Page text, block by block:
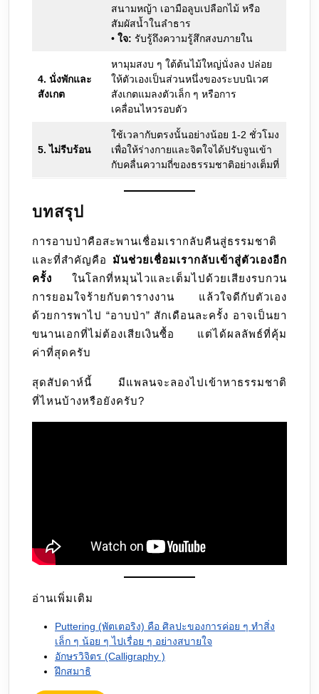
สนามหญ้า เอามือลูบเปลือกไม้ หรือ
สัมผัสน้ำในลำธาร
• ใจ: รับรู้ถึงความรู้สึกสงบภายใน
4. นั่งพักและ
สังเกต
หามุมสงบ ๆ ใต้ต้นไม้ใหญ่นั่งลง ปล่อย
ให้ตัวเองเป็นส่วนหนึ่งของระบบนิเวศ
สังเกตแมลงตัวเล็ก ๆ หรือการ
เคลื่อนไหวรอบตัว
5. ไม่รีบร้อน
ใช้เวลากับตรงนั้นอย่างน้อย 1-2 ชั่วโมง
เพื่อให้ร่างกายและจิตใจได้ปรับจูนเข้า
กับคลื่นความถี่ของธรรมชาติอย่างเต็มที่
บทสรุป
การอาบป่าคือสะพานเชื่อมเรากลับคืนสู่ธรรมชาติ
และที่สำคัญคือ มันช่วยเชื่อมเรากลับเข้าสู่ตัวเองอีก
ครั้ง ในโลกที่หมุนไวและเต็มไปด้วยเสียงรบกวน
การยอมใจร้ายกับตารางงาน แล้วใจดีกับตัวเอง
ด้วยการพาไป “อาบป่า” สักเดือนละครั้ง อาจเป็นยา
ขนานเอกที่ไม่ต้องเสียเงินซื้อ แต่ได้ผลลัพธ์ที่คุ้ม
ค่าที่สุดครับ
สุดสัปดาห์นี้ มีแพลนจะลองไปเข้าหาธรรมชาติ
ที่ไหนบ้างหรือยังครับ?
อ่านเพิ่มเติม
Puttering (พัตเตอริง) คือ ศิลปะของการค่อย ๆ ทำสิ่ง
เล็ก ๆ น้อย ๆ ไปเรื่อย ๆ อย่างสบายใจ
อักษรวิจิตร (Calligraphy )
ฝึกสมาธิ